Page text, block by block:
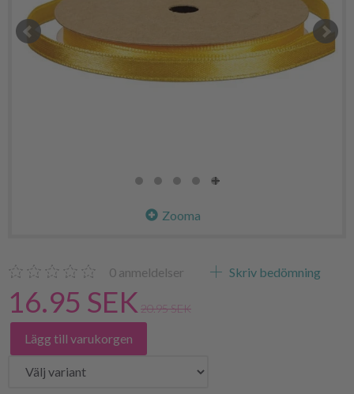
Zooma
0 anmeldelser Skriv bedömning
16.95 SEK 20.95 SEK
Lägg till varukorgen